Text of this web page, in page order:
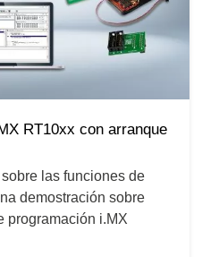
RT10xx con arranque
las funciones de
demostración sobre
programación i.MX